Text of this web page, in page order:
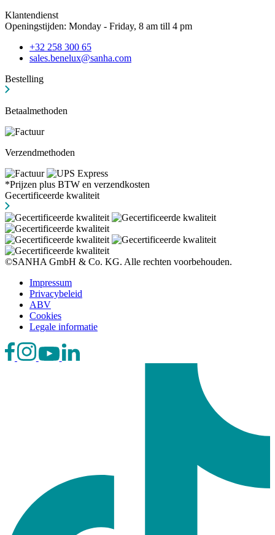
Klantendienst
Openingstijden: Monday - Friday, 8 am till 4 pm
+32 258 300 65
sales.benelux@sanha.com
Bestelling
Betaalmethoden
Verzendmethoden
*Prijzen plus BTW en verzendkosten
Gecertificeerde kwaliteit
©SANHA GmbH & Co. KG. Alle rechten voorbehouden.
Impressum
Privacybeleid
ABV
Cookies
Legale informatie